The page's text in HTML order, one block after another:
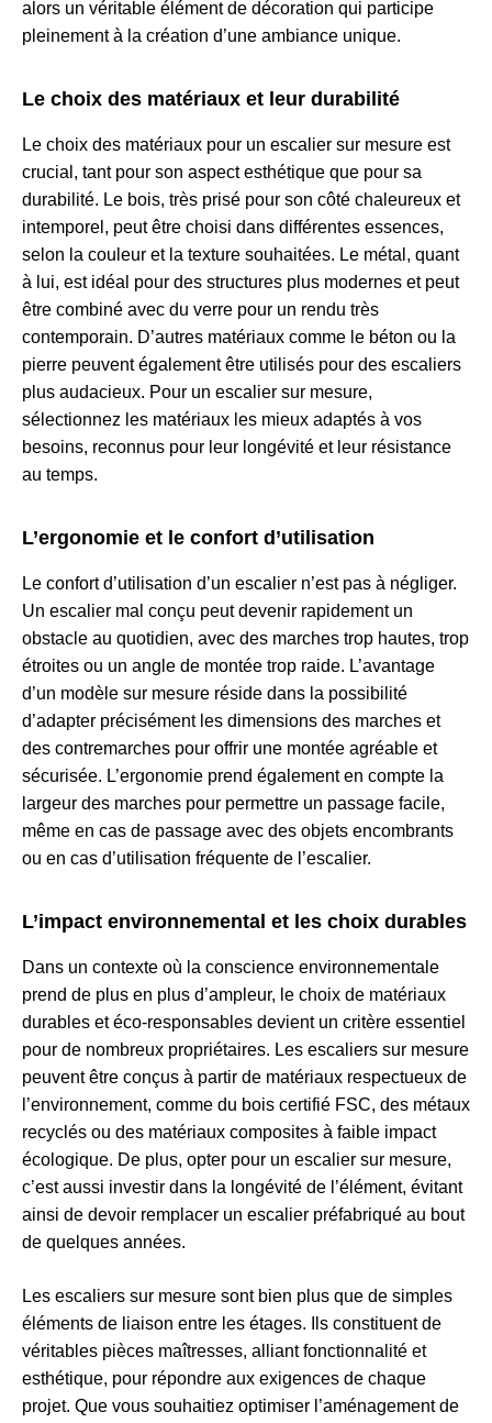
alors un véritable élément de décoration qui participe
pleinement à la création d’une ambiance unique.
Le choix des matériaux et leur durabilité
Le choix des matériaux pour un escalier sur mesure est
crucial, tant pour son aspect esthétique que pour sa
durabilité. Le bois, très prisé pour son côté chaleureux et
intemporel, peut être choisi dans différentes essences,
selon la couleur et la texture souhaitées. Le métal, quant
à lui, est idéal pour des structures plus modernes et peut
être combiné avec du verre pour un rendu très
contemporain. D’autres matériaux comme le béton ou la
pierre peuvent également être utilisés pour des escaliers
plus audacieux. Pour un escalier sur mesure,
sélectionnez les matériaux les mieux adaptés à vos
besoins, reconnus pour leur longévité et leur résistance
au temps.
L’ergonomie et le confort d’utilisation
Le confort d’utilisation d’un escalier n’est pas à négliger.
Un escalier mal conçu peut devenir rapidement un
obstacle au quotidien, avec des marches trop hautes, trop
étroites ou un angle de montée trop raide. L’avantage
d’un modèle sur mesure réside dans la possibilité
d’adapter précisément les dimensions des marches et
des contremarches pour offrir une montée agréable et
sécurisée. L’ergonomie prend également en compte la
largeur des marches pour permettre un passage facile,
même en cas de passage avec des objets encombrants
ou en cas d’utilisation fréquente de l’escalier.
L’impact environnemental et les choix durables
Dans un contexte où la conscience environnementale
prend de plus en plus d’ampleur, le choix de matériaux
durables et éco-responsables devient un critère essentiel
pour de nombreux propriétaires. Les escaliers sur mesure
peuvent être conçus à partir de matériaux respectueux de
l’environnement, comme du bois certifié FSC, des métaux
recyclés ou des matériaux composites à faible impact
écologique. De plus, opter pour un escalier sur mesure,
c’est aussi investir dans la longévité de l’élément, évitant
ainsi de devoir remplacer un escalier préfabriqué au bout
de quelques années.
Les escaliers sur mesure sont bien plus que de simples
éléments de liaison entre les étages. Ils constituent de
véritables pièces maîtresses, alliant fonctionnalité et
esthétique, pour répondre aux exigences de chaque
projet. Que vous souhaitiez optimiser l’aménagement de